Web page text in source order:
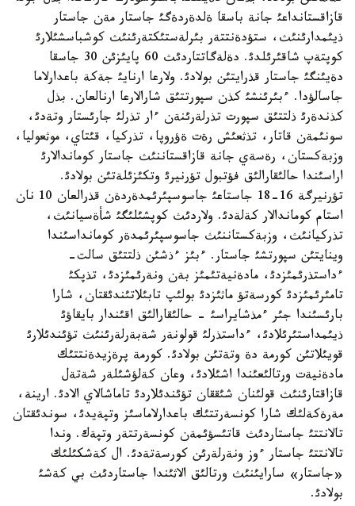
قازاقستانداعئ جانة باسقا ةلدةردةگئ جاستار مةن جاستار
ذيئمدارئنئث، ستؤدةنتتةر بئرلةستئكتةرئنئث كوشباسشئلارئ
كوپتةپ شاقئرئلدئ. دةلةگاتتاردئث 60 پايئزئن 30 جاسقا
دةيئنگئ جاستار قذرايتئن بولادئ. ولارعا ارنايئ جةكة باعدارلاما
جاسالؤدا. ءبئرئنشئ كذن سپورتتئق شارالارعا ارنالعان. بذل
كذندةرئ ذلتتئق سپورت تذرلةرئنةن ءار تذرلئ جارئستار وتةدئ،
سونئمةن قاتار، تذثعئش رةت ةؤروپا، تذركيا، قئتاي، موثعوليا،
وزبةكستان، رةسةي جانة قازاقستاننئث جاستار كوماندالارئ
اراسئندا حالئقارالئق فؤتبول تؤرنيرئ وتكئزئلةتئن بولادئ.
تؤرنيرگة 16-18 جاستاعئ جاسوسپئرئمدةردةن قذرالعان 10 نان
استام كوماندالار كةلةدئ. ولاردئث كوپشئلئگئ شأةسيانئث،
تذركيانئث، وزبةكستاننئث جاسوسپئرئمدةر كومانداسئندا
وينايتئن سپورتشئ جاستار. ءبئز ءذشئن ذلتتئق سالت-
ءداستذرئمئزدئ، مادةنيةتئمئز بةن ونةرئمئزدئ، تذپكئ
تامئرئمئزدئ كورسةتؤ ماثئزدئ بولئپ تابئلاتئندئقتان، شارا
بارئسئندا جئر ءمذشايراسئ - حالئقارالئق اقئندار بايقاؤئ
ذيئمداستئرئلادئ، ءداستذرلئ قولونةر شةبةرلةرئنئث تؤئندئلارئ
قويئلاتئن كورمة دة وتةتئن بولادئ. كورمة پرةزيدةنتتئك
مادةنيةت ورتالئعئندا اشئلادئ، وعان كةلؤشئلةر شةتةل
قازاقتارئنئث قولئنان شئققان تؤئندئلاردئ تاماشالاي الادئ. ارينة،
مةرةكةلئك شارا كونسةرتتئك باعدارلاماسئز وتپةيدئ، سوندئقتان
تالانتتئ جاستاردئث قاتئسؤئمةن كونسةرتتةر وتپةك. وندا
تالانتتئ جاستار ءوز ونةرلةرئن كورسةتةدئ. ال كةشكئلئك
«جاستار» سارايئنئث ورتالئق الاثئندا جاستاردئث بي كةشئ
بولادئ.